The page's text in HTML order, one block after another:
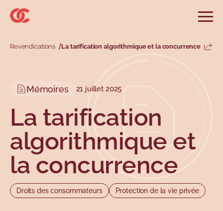
Sauter au menu principal
Sauter au champ de recherche
Sauter au contenu principal
Sauter au pied de page
Rechercher
Menu secondaire
Menu principal
Revendications La tarification algorithmique et la concurrence
Mémoires 21 juillet 2025
La tarification
algorithmique et
la concurrence
Droits des consommateurs Protection de la vie privée